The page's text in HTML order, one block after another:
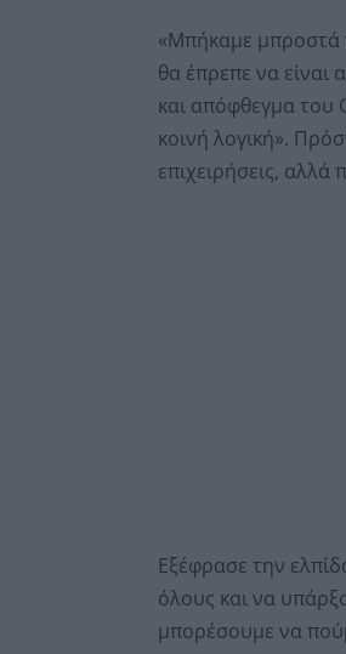
«Μπήκαμε μπροστά
θα έπρεπε να είναι
και απόφθεγμα του
κοινή λογική».
επιχειρήσεις, αλλά
Εξέφρασε την
όλους και να
μπορέσουμε να